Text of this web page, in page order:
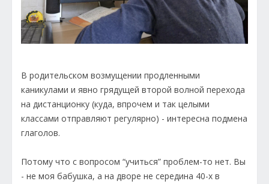
В родительском возмущении продленными
каникулами и явно грядущей второй волной перехода
на дистанционку (куда, впрочем и так целыми
классами отправляют регулярно) - интересна подмена
глаголов.
Потому что с вопросом “учиться” проблем-то нет. Вы
- не моя бабушка, а на дворе не середина 40-х в